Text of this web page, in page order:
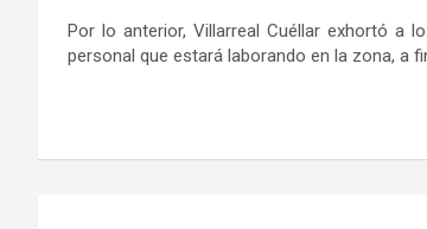
Por lo anterior, Villarreal Cuéllar exhortó a
personal que estará laborando en la zona, a